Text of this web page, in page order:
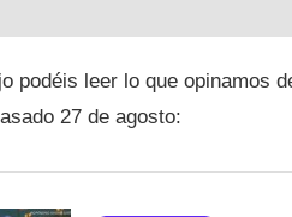
podéis leer lo que opinamos
27 de agosto: